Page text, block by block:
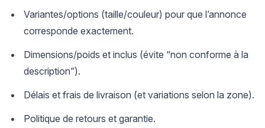
Variantes/options (taille/couleur) pour que l’annonce
corresponde exactement.
Dimensions/poids et inclus (évite “non conforme à la
description”).
Délais et frais de livraison (et variations selon la zone).
Politique de retours et garantie.